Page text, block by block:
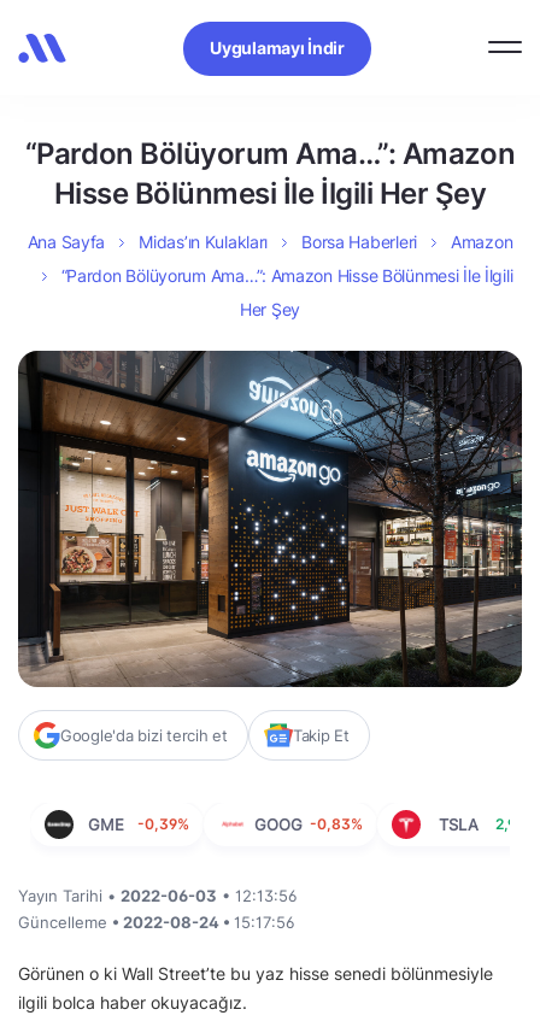
Uygulamayı İndir
“Pardon Bölüyorum Ama…”: Amazon
Hisse Bölünmesi İle İlgili Her Şey
Ana Sayfa Midas’ın Kulakları Borsa Haberleri
Amazon
“Pardon Bölüyorum Ama…”: Amazon Hisse Bölünmesi İle İlgili
Her Şey
Google'da bizi tercih et Takip Et
GME -0,39% GOOG -0,83% TSLA 2,96%
Yayın Tarihi • 2022-06-03 • 12:13:56
Güncelleme • 2022-08-24 • 15:17:56
Görünen o ki Wall Street’te bu yaz hisse senedi bölünmesiyle
ilgili bolca haber okuyacağız.